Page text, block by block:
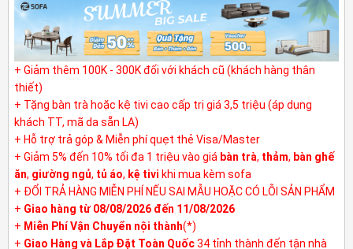
+ Giảm thêm 100K - 300K đối với khách cũ (khách hàng thân
thiết)
+ Tặng bàn trà hoặc kệ tivi cao cấp trị giá 3,5 triệu (áp dụng
khách TT, mã da sẵn LA)
+ Hỗ trợ trả góp & Miễn phí quẹt thẻ Visa/Master
+ Giảm 5% đến 10% tối đa 1 triệu vào giá bàn trà, thảm, bàn ghế
ăn, giường ngủ, tủ áo, kệ tivi khi mua kèm sofa
+ ĐỔI TRẢ HÀNG MIỄN PHÍ NẾU SAI MẪU HOẶC CÓ LỖI SẢN PHẨM
+ Giao hàng từ 08/08/2026 đến 11/08/2026
+ Miễn Phí Vận Chuyển nội thành(*)
+ Giao Hàng và Lắp Đặt Toàn Quốc34 tỉnh thành đến tận nhà